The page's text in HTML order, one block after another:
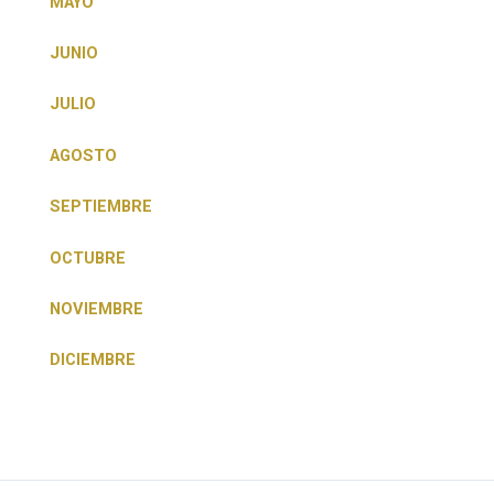
JUNIO
JULIO
AGOSTO
SEPTIEMBRE
OCTUBRE
NOVIEMBRE
DICIEMBRE